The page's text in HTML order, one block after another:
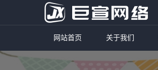
网站首页 关于我们